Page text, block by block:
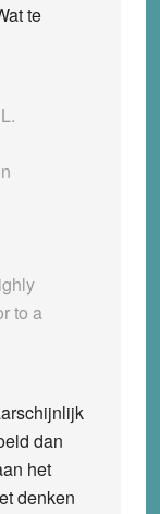
te
to a
dan
het
denken